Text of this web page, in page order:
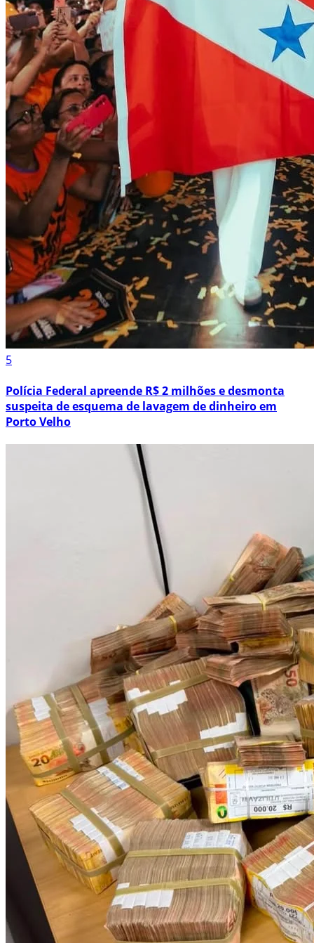
5
Polícia Federal apreende R$ 2 milhões e desmonta
suspeita de esquema de lavagem de dinheiro em
Porto Velho